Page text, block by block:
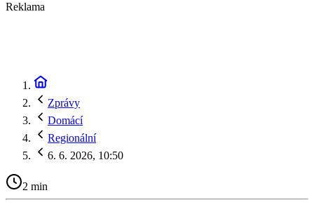
Reklama
Zprávy
Domácí
Regionální
6. 6. 2026, 10:50
2 min